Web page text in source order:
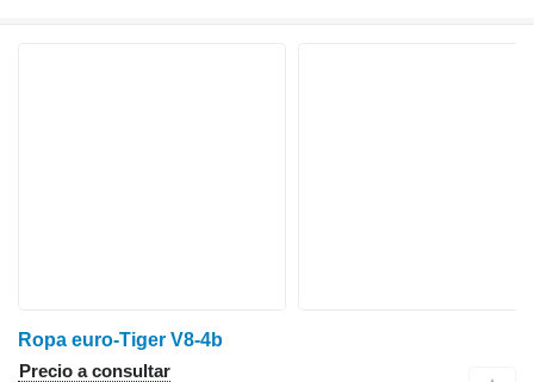
Ropa euro-Tiger V8-4b
Precio a consultar